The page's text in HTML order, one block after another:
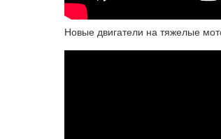
Новые двигатели на тяжелые